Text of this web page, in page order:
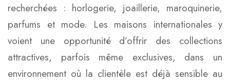
recherchées : horlogerie, joaillerie, maroquinerie,
parfums et mode. Les maisons internationales y
voient une opportunité d’offrir des collections
attractives, parfois même exclusives, dans un
environnement où la clientèle est déjà sensible au